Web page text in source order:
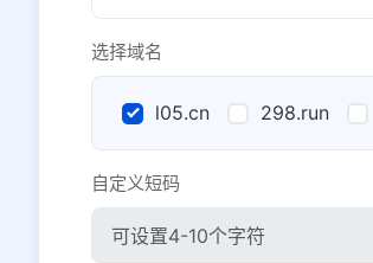
选择域名
l05.cn 298.run
自定义短码